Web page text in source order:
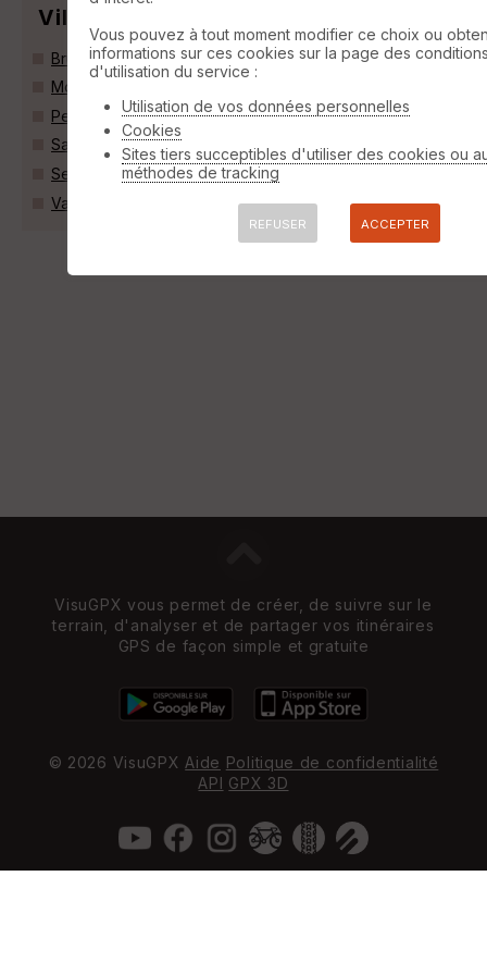
Villes
Bruniquel (82800)
Montricoux (82800)
Penne (81140)
Saint-Antonin-Noble-Val (82140)
Septfonds (82240)
Vaour (81140)
VisuGPX vous permet de créer, de suivre sur le
terrain, d'analyser et de partager vos itinéraires
GPS de façon simple et gratuite
© 2026 VisuGPX Aide Politique de confidentialité
API GPX 3D
Vous pouvez à tout moment modifier ce choix ou
informations sur ces cookies sur la page des
d'utilisation du service :
Utilisation de vos données personnelles
Cookies
Sites tiers succeptibles d'utiliser des cookies ou
méthodes de tracking
REFUSER ACCEPTER